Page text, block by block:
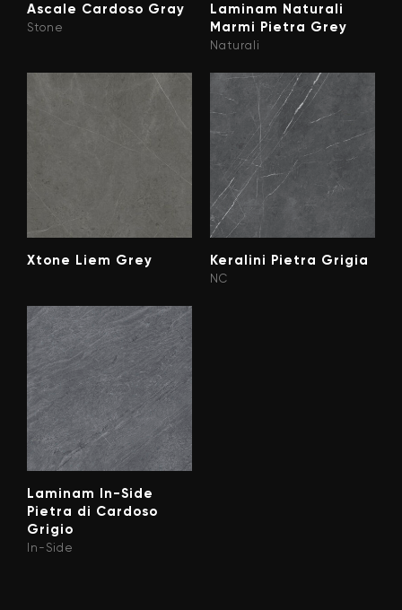
Ascale Cardoso Gray
Stone
Laminam Naturali
Marmi Pietra Grey
Naturali
Xtone Liem Grey Keralini Pietra Grigia
NC
Laminam In-Side
Pietra di Cardoso
Grigio
In-Side